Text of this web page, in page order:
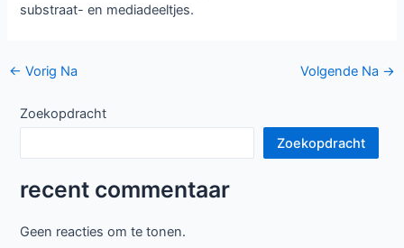
substraat- en mediadeeltjes.
Berichtnavigatie
← Vorig Na Volgende Na →
Zoekopdracht
Zoekopdracht
recent commentaar
Geen reacties om te tonen.